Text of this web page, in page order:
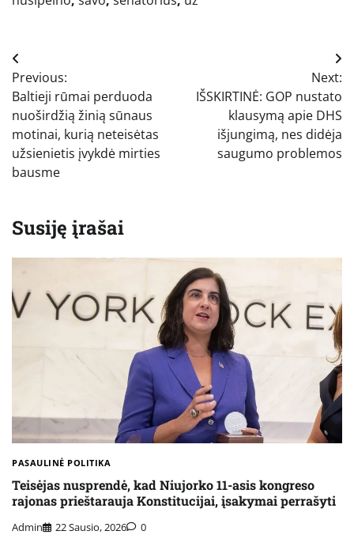
Navigacija
tarp
įrašų
Previous:
Baltieji rūmai perduoda
nuoširdžią žinią sūnaus
motinai, kurią neteisėtas
užsienietis įvykdė mirties
bausme
Next:
IŠSKIRTINĖ: GOP nustato
klausymą apie DHS
išjungimą, nes didėja
saugumo problemos
Susiję įrašai
PASAULINĖ POLITIKA
Teisėjas nusprendė, kad Niujorko 11-asis kongreso
rajonas prieštarauja Konstitucijai, įsakymai perrašyti
Admin 22 Sausio, 2026 0